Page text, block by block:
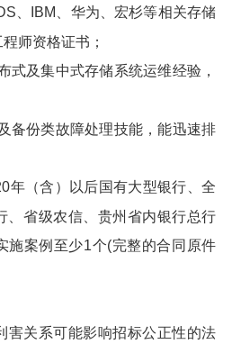
、IBM、华为、宏杉等相关存储
师资格证书；
式及集中式存储系统运维经验，
备份类故障处理技能，能迅速排
年（含）以后国有大型银行、全
、省级农信、贵州省内银行总行
施案例至少1个(完整的合同原件
害关系可能影响招标公正性的法